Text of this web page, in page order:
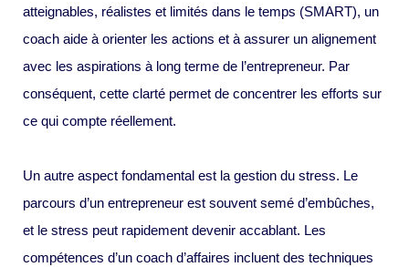
atteignables, réalistes et limités dans le temps (SMART), un
coach aide à orienter les actions et à assurer un alignement
avec les aspirations à long terme de l’entrepreneur. Par
conséquent, cette clarté permet de concentrer les efforts sur
ce qui compte réellement.
Un autre aspect fondamental est la gestion du stress. Le
parcours d’un entrepreneur est souvent semé d’embûches,
et le stress peut rapidement devenir accablant. Les
compétences d’un coach d’affaires incluent des techniques